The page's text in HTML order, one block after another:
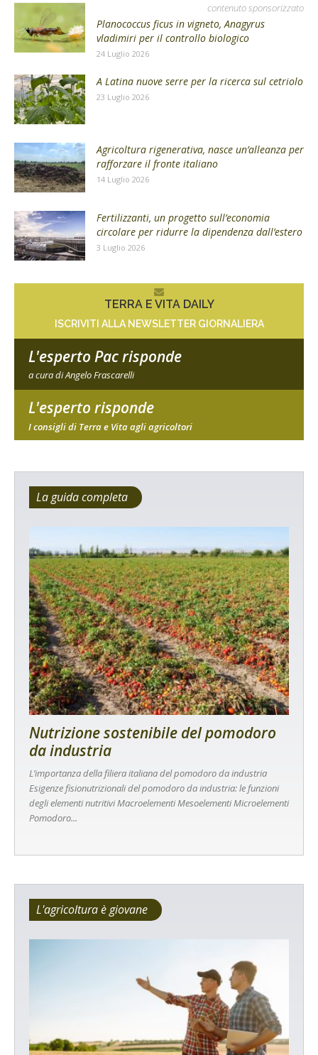
contenuto sponsorizzato
Planococcus ficus in vigneto, Anagyrus
vladimiri per il controllo biologico
24 Luglio 2026
A Latina nuove serre per la ricerca sul cetriolo
23 Luglio 2026
Agricoltura rigenerativa, nasce un’alleanza per
rafforzare il fronte italiano
14 Luglio 2026
Fertilizzanti, un progetto sull’economia
circolare per ridurre la dipendenza dall’estero
3 Luglio 2026
TERRA E VITA DAILY
ISCRIVITI ALLA NEWSLETTER GIORNALIERA
L'esperto Pac risponde
a cura di Angelo Frascarelli
L'esperto risponde
I consigli di Terra e Vita agli agricoltori
La guida completa
Nutrizione sostenibile del pomodoro
da industria
L’importanza della filiera italiana del pomodoro da industria
Esigenze fisionutrizionali del pomodoro da industria: le funzioni
degli elementi nutritivi Macroelementi Mesoelementi Microelementi
Pomodoro...
L'agricoltura è giovane